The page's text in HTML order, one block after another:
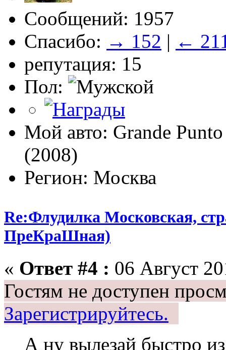
Сообщений: 1957
Спасибо: → 152 | ←
репутация: 15
Пол:
Мой авто: Grande
(2008)
Регион: Москва
Re:Флудилка Московская,
ПреКраШная)
« Ответ #4 : 06 Август
Гостям не доступен
Зарегистрируйтесь.
А ну вылезай быстро